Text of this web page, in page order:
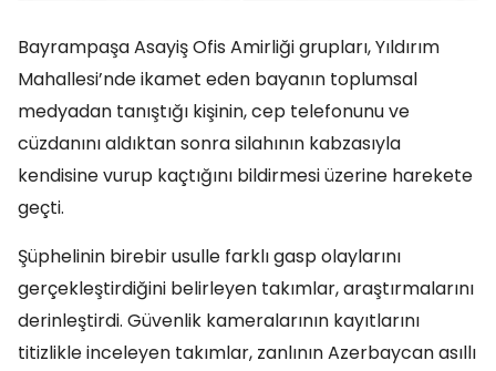
Bayrampaşa Asayiş Ofis Amirliği grupları, Yıldırım
Mahallesi’nde ikamet eden bayanın toplumsal
medyadan tanıştığı kişinin, cep telefonunu ve
cüzdanını aldıktan sonra silahının kabzasıyla
kendisine vurup kaçtığını bildirmesi üzerine harekete
geçti.
Şüphelinin birebir usulle farklı gasp olaylarını
gerçekleştirdiğini belirleyen takımlar, araştırmalarını
derinleştirdi. Güvenlik kameralarının kayıtlarını
titizlikle inceleyen takımlar, zanlının Azerbaycan asıllı